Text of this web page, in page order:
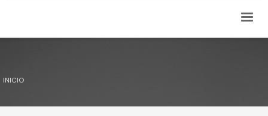
INICIO